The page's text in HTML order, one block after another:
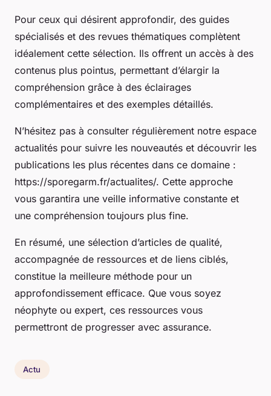
Pour ceux qui désirent approfondir, des guides
spécialisés et des revues thématiques complètent
idéalement cette sélection. Ils offrent un accès à des
contenus plus pointus, permettant d’élargir la
compréhension grâce à des éclairages
complémentaires et des exemples détaillés.
N’hésitez pas à consulter régulièrement notre espace
actualités pour suivre les nouveautés et découvrir les
publications les plus récentes dans ce domaine :
https://sporegarm.fr/actualites/. Cette approche
vous garantira une veille informative constante et
une compréhension toujours plus fine.
En résumé, une sélection d’articles de qualité,
accompagnée de ressources et de liens ciblés,
constitue la meilleure méthode pour un
approfondissement efficace. Que vous soyez
néophyte ou expert, ces ressources vous
permettront de progresser avec assurance.
Actu